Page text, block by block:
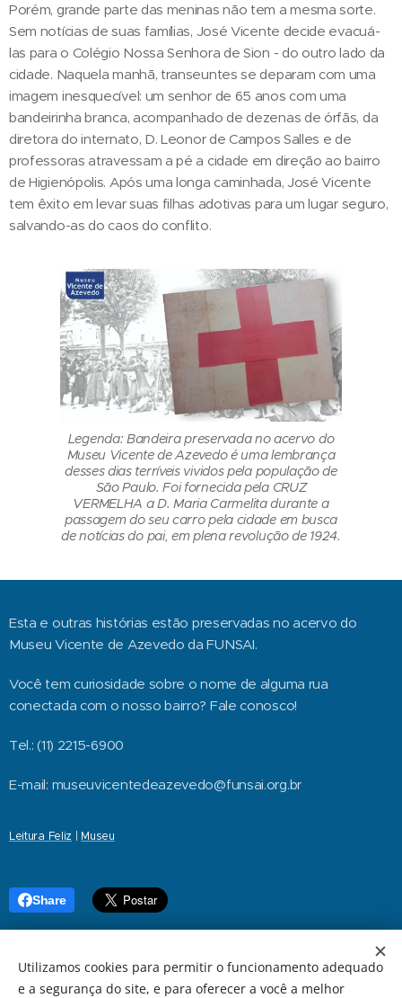
Porém, grande parte das meninas não tem a mesma sorte.
Sem notícias de suas famílias, José Vicente decide evacuá-
las para o Colégio Nossa Senhora de Sion - do outro lado da
cidade. Naquela manhã, transeuntes se deparam com uma
imagem inesquecível: um senhor de 65 anos com uma
bandeirinha branca, acompanhado de dezenas de órfãs, da
diretora do internato, D. Leonor de Campos Salles e de
professoras atravessam a pé a cidade em direção ao bairro
de Higienópolis. Após uma longa caminhada, José Vicente
tem êxito em levar suas filhas adotivas para um lugar seguro,
salvando-as do caos do conflito.
Legenda: Bandeira preservada no acervo do
Museu Vicente de Azevedo é uma lembrança
desses dias terríveis vividos pela população de
São Paulo. Foi fornecida pela CRUZ
VERMELHA a D. Maria Carmelita durante a
passagem do seu carro pela cidade em busca
de notícias do pai, em plena revolução de 1924.
Esta e outras histórias estão preservadas no acervo do
Museu Vicente de Azevedo da FUNSAI.
Você tem curiosidade sobre o nome de alguma rua
conectada com o nosso bairro? Fale conosco!
Tel.: (11) 2215-6900
E-mail: museuvicentedeazevedo@funsai.org.br
Leitura Feliz Museu
Share
2025 © FUNSAI | Fundação Nossa Senhora Auxiliadora do
Utilizamos cookies para permitir o funcionamento adequado
e a segurança do site, e para oferecer a você a melhor